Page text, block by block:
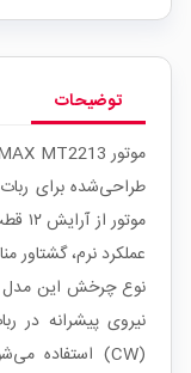
توضیحات
طراحی‌شده برای
عملکرد نرم، گشتاور
نیروی پیشرانه در